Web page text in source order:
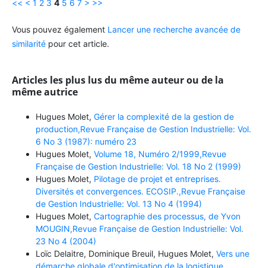
<< < 1 2 3 4 5 6 7 > >>
Vous pouvez également Lancer une recherche avancée de
similaritépour cet article.
Articles les plus lus du même auteur ou de la
même autrice
Hugues Molet, Gérer la complexité de la gestion de
production,Revue Française de Gestion Industrielle: Vol.
6 No 3 (1987): numéro 23
Hugues Molet, Volume 18, Numéro 2/1999,Revue
Française de Gestion Industrielle: Vol. 18 No 2 (1999)
Hugues Molet, Pilotage de projet et entreprises.
Diversités et convergences. ECOSIP.,Revue Française
de Gestion Industrielle: Vol. 13 No 4 (1994)
Hugues Molet, Cartographie des processus, de Yvon
MOUGIN,Revue Française de Gestion Industrielle: Vol.
23 No 4 (2004)
Loïc Delaitre, Dominique Breuil, Hugues Molet, Vers une
démarche globale d'optimisation de la logistique